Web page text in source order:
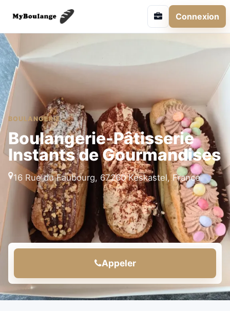
Connexion
BOULANGERIE
Boulangerie-Pâtisserie
Instants de Gourmandises
16 Rue du Faubourg, 67260 Keskastel, France
Appeler